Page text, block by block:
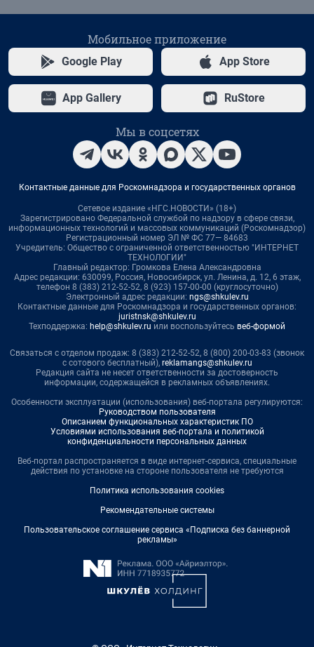
Мобильное приложение
Google Play App Store
App Gallery RuStore
Мы в соцсетях
Контактные данные для Роскомнадзора и государственных органов
Сетевое издание «НГС.НОВОСТИ» (18+)
Зарегистрировано Федеральной службой по надзору в сфере связи,
информационных технологий и массовых коммуникаций (Роскомнадзор)
Регистрационный номер ЭЛ № ФС 77— 84683
Учредитель: Общество с ограниченной ответственностью "ИНТЕРНЕТ
ТЕХНОЛОГИИ"
Главный редактор: Громкова Елена Александровна
Адрес редакции: 630099, Россия, Новосибирск, ул. Ленина, д. 12, 6 этаж,
телефон 8 (383) 212-52-52, 8 (923) 157-00-00 (круглосуточно)
Электронный адрес редакции: ngs@shkulev.ru
Контактные данные для Роскомнадзора и государственных органов:
juristnsk@shkulev.ru
Техподдержка: help@shkulev.ru или воспользуйтесь веб-формой
Связаться с отделом продаж: 8 (383) 212-52-52, 8 (800) 200-03-83 (звонок
с сотового бесплатный), reklamangs@shkulev.ru
Редакция сайта не несет ответственности за достоверность
информации, содержащейся в рекламных объявлениях.
Особенности эксплуатации (использования) веб-портала регулируются:
Руководством пользователя
Описанием функциональных характеристик ПО
Условиями использования веб-портала и политикой
конфиденциальности персональных данных
Веб-портал распространяется в виде интернет-сервиса, специальные
действия по установке на стороне пользователя не требуются
Политика использования cookies
Рекомендательные системы
Пользовательское соглашение сервиса «Подписка без баннерной
рекламы»